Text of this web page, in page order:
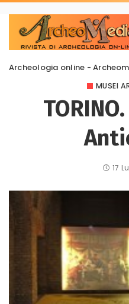
Archeologia online -
MUSEI
17